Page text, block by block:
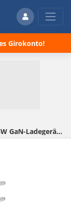
Girokonto!
3 Ports, GaN & Schnellladen! 📲